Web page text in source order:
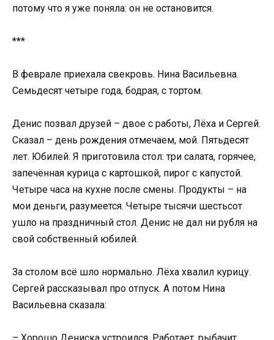
потому что я уже поняла: он не остановится.
***
В феврале приехала свекровь. Нина Васильевна.
Семьдесят четыре года, бодрая, с тортом.
Денис позвал друзей – двое с работы, Лёха и Сергей.
Сказал – день рождения отмечаем, мой. Пятьдесят
лет. Юбилей. Я приготовила стол: три салата, горячее,
запечённая курица с картошкой, пирог с капустой.
Четыре часа на кухне после смены. Продукты – на
мои деньги, разумеется. Четыре тысячи шестьсот
ушло на праздничный стол. Денис не дал ни рубля на
свой собственный юбилей.
За столом всё шло нормально. Лёха хвалил курицу.
Сергей рассказывал про отпуск. А потом Нина
Васильевна сказала: